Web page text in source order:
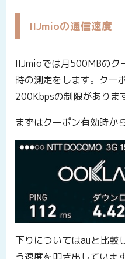
IIJmioの通信速度
IIJmioでは月500MBのク
時の測定をします。クー
200Kbpsの制限がありま
まずはクーポン有効時から
下りについてはauと比較